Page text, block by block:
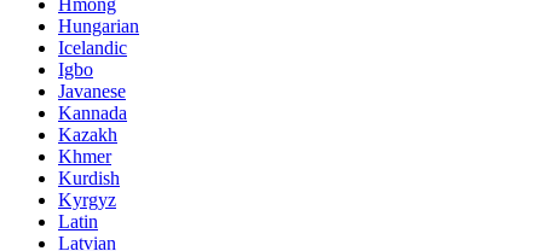
Hmong
Hungarian
Icelandic
Igbo
Javanese
Kannada
Kazakh
Khmer
Kurdish
Kyrgyz
Latin
Latvian